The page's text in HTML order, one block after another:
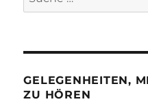
nach:
GELEGENHEITEN,
ZU HÖREN